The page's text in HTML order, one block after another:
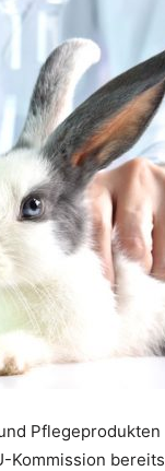
Pflegeprodukten
Kommission